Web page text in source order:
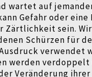
wartet auf
Gefahr oder
Zärtlichkeit sein.
Schürzen für
verwendet
werden
Veränderung ihrer